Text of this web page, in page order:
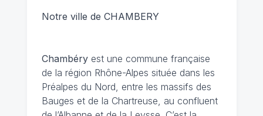
Notre ville de CHAMBERY
Chambéryest une commune française
de la région Rhône-Alpes située dans les
Préalpes du Nord, entre les massifs des
Bauges et de la Chartreuse, au confluent